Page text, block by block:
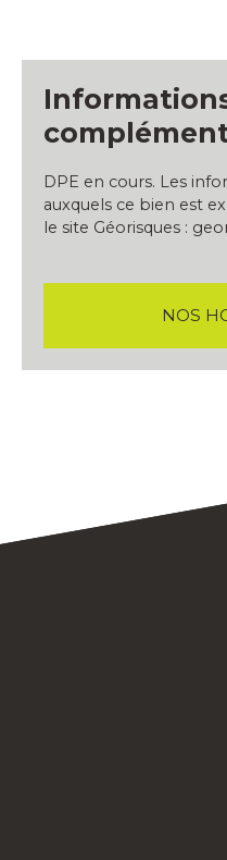
DPE en cours. Les
auxquels ce bien est
le site Géorisques :
NOS